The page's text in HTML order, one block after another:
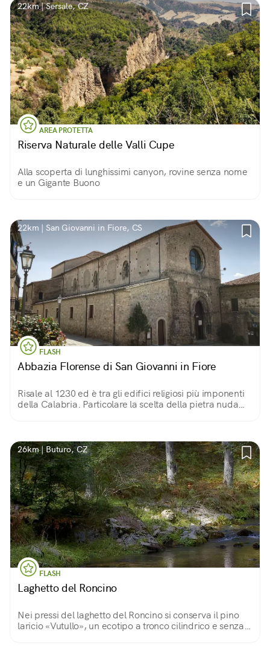
22km | Sersale, CZ
AREA PROTETTA
Riserva Naturale delle Valli Cupe
Alla scoperta di lunghissimi canyon, rovine senza nome
e un Gigante Buono
22km | San Giovanni in Fiore, CS
FLASH
Abbazia Florense di San Giovanni in Fiore
Risale al 1230 ed è tra gli edifici religiosi più imponenti
della Calabria. Particolare la scelta della pietra nuda
26km | Buturo, CZ
FLASH
Laghetto del Roncino
Nei pressi del laghetto del Roncino si conserva il pino
laricio «Vutullo», un ecotipo a tronco cilindrico e senza